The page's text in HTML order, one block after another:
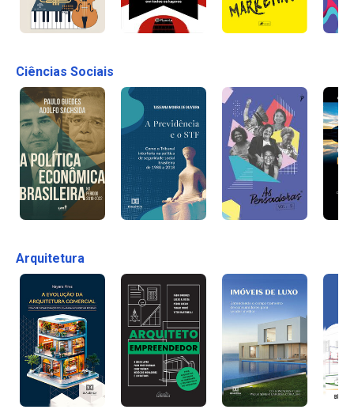
Ciências Sociais
Arquitetura